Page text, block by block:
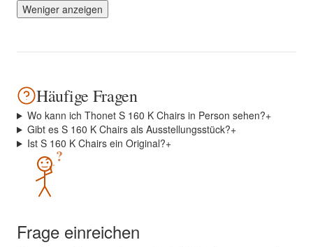
Weniger anzeigen
Häufige Fragen
Wo kann ich Thonet S 160 K Chairs in Person sehen?+
Gibt es S 160 K Chairs als Ausstellungsstück?+
Ist S 160 K Chairs ein Original?+
?
Frage einreichen